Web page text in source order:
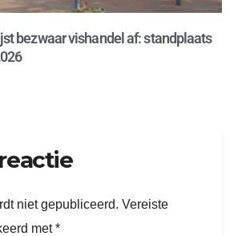
bezwaar vishandel af: standplaats
niet gepubliceerd. Vereiste
met*